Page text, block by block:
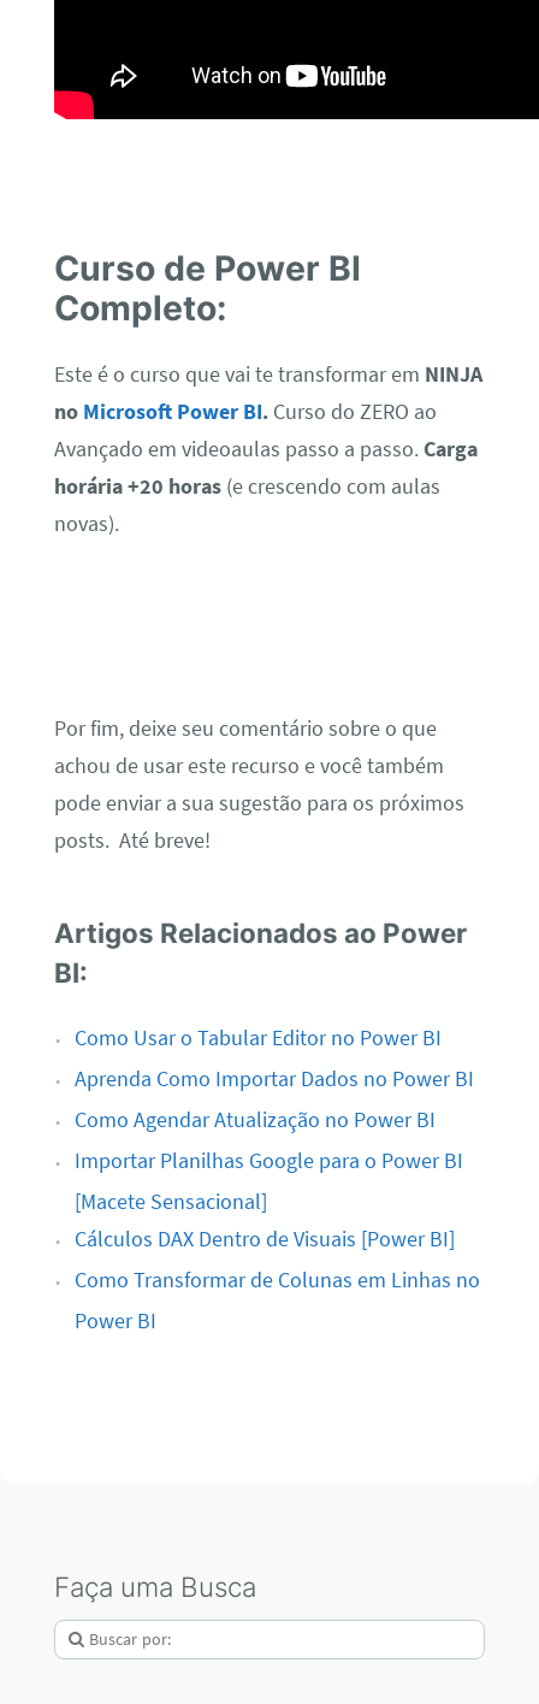
Curso de Power BI
Completo:
Este é o curso que vai te transformar em NINJA
no Microsoft Power BI. Curso do ZERO ao
Avançado em videoaulas passo a passo.Carga
horária +20 horas(e crescendo com aulas
novas).
Por fim, deixe seu comentário sobre o que
achou de usar este recurso e você também
pode enviar a sua sugestão para os próximos
posts. Até breve!
Artigos Relacionados ao Power
BI:
Como Usar o Tabular Editor no Power BI
Aprenda Como Importar Dados no Power BI
Como Agendar Atualização no Power BI
Importar Planilhas Google para o Power BI
[Macete Sensacional]
Cálculos DAX Dentro de Visuais [Power BI]
Como Transformar de Colunas em Linhas no
Power BI
Faça uma Busca